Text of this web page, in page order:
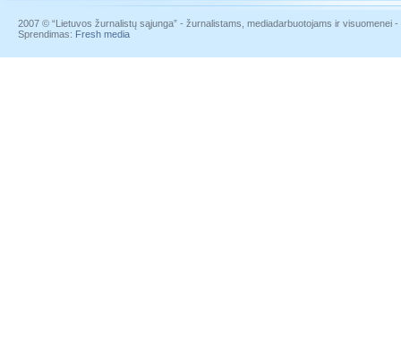
2007 © “Lietuvos žurnalistų sąjunga” - žurnalistams, mediadarbuotojams ir visuomenei
Sprendimas: Fresh media